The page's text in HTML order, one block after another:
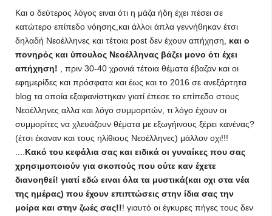
Και ο δεύτερος λόγος ειναι ότι η μάζα ήδη έχει πέσει σε
κατώτερο επίπεδο νόησης,και άλλοι άπλα γεννήθηκαν έτσι
δηλαδή Νεοέλληνες και τέτοια post δεν έχουν απήχηση, και ο
πονηρός και ύπουλος Νεοέλληνας βάζει μονο ότι έχει
απήχηση! , πριν 30-40 χρονιά τέτοια θέματα έβαζαν και οι
εφημερίδες και πρόσφατα και έως και το 2016 σε ανεξάρτητα
blog τα οποία εξαφανίστηκαν γιατί έπεσε το επίπεδο στους
Νεοέλληνες αλλα και λόγο συμμοριτών, τι λόγο έχουν οι
συμμορίτες να χλευάζουν θέματα με εξωγήινους ξέρει κανένας?
(έτσι έκαναν και τους ηλίθιους Νεοέλληνες) μάλλον οχι!!!
Κακό του κεφάλια σας και ειδικά οι γυναίκες που σας
χρησιμοποιούν για σκοπούς που ούτε καν έχετε
διανοηθεί! γιατί εδώ ειναι όλα τα μυστικά(και οχι στα νέα
της ημέρας) που έχουν επιπτώσεις στην ίδια σας την
μοίρα και στην ζωές σας!!! γιαυτό οι έγκυρες πήγες τους δεν